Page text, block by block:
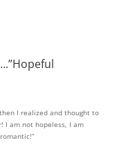
I realized and thought to
I am not hopeless, I am